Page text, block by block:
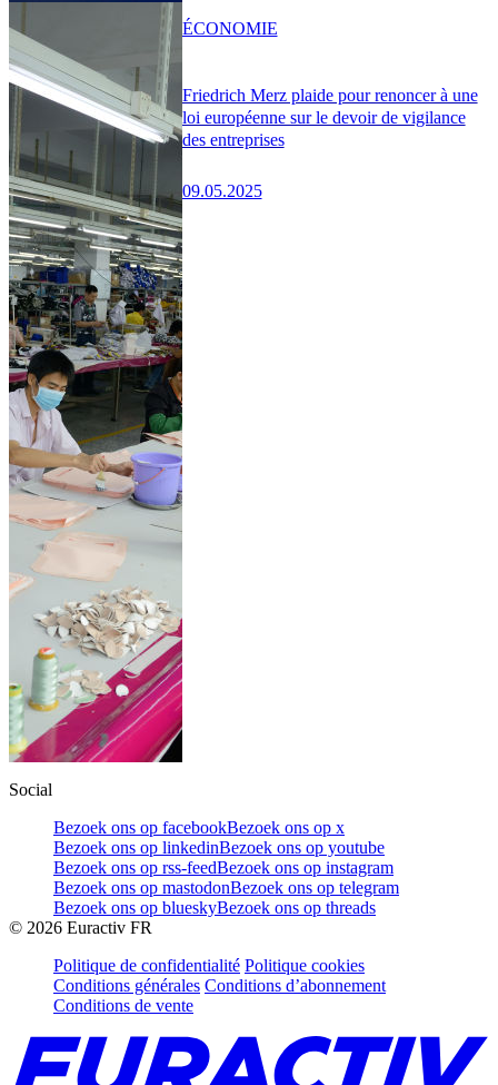
Friedrich Merz plaide pour renoncer à une
loi européenne sur le devoir de vigilance
des entreprises
09.05.2025
ÉCONOMIE
Social
Bezoek ons op facebookBezoek ons op x
Bezoek ons op linkedinBezoek ons op youtube
Bezoek ons op rss-feedBezoek ons op instagram
Bezoek ons op mastodonBezoek ons op telegram
Bezoek ons op blueskyBezoek ons op threads
© 2026 Euractiv FR
Politique de confidentialité Politique cookies
Conditions générales Conditions d’abonnement
Conditions de vente